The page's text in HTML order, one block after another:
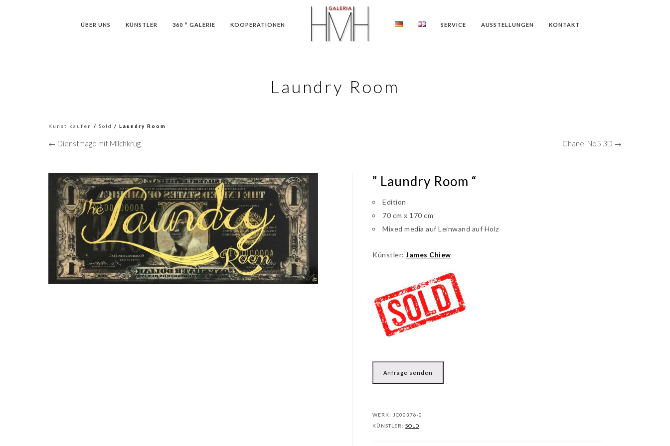
ÜBER UNS KÜNSTLER 360 ° GALERIE KOOPERATIONEN SERVICE AUSSTELLUNGEN KONTAKT
Laundry Room
Kunst kaufen / Sold / Laundry Room
← Dienstmagd mit Milchkrug Chanel No5 3D →
” Laundry Room “
Edition
70 cm x 170 cm
Mixed media auf Leinwand auf Holz
Künstler: James Chiew
Anfrage senden
WERK: JC00376-0
KÜNSTLER: SOLD